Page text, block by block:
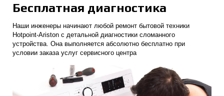
Бесплатная диагностика
Наши инженеры начинают любой ремонт бытовой техники
Hotpoint-Ariston с детальной диагностики сломанного
устройства. Она выполняется абсолютно бесплатно при
условии заказа услуг сервисного центра